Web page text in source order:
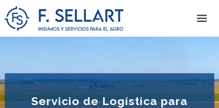
Servicio de Logística para